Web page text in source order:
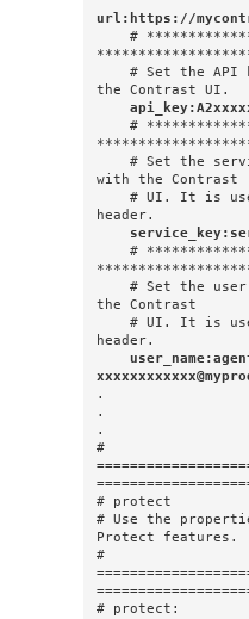
url:https://
the Contrast UI.
with the Contrast
header.
the Contrast
header.
.
.
.
#
# protect
# Use the
Protect features.
#
# protect: